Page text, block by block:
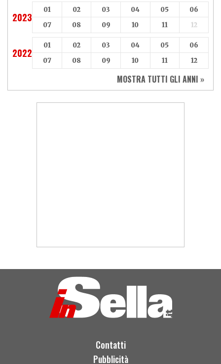
2023
01 02 03 04 05
06
07
08 09 10 11 12
2022
01 02 03 04 05
06
07
08 09 10 11 12
MOSTRA TUTTI GLI ANNI »
Contatti
Pubblicità